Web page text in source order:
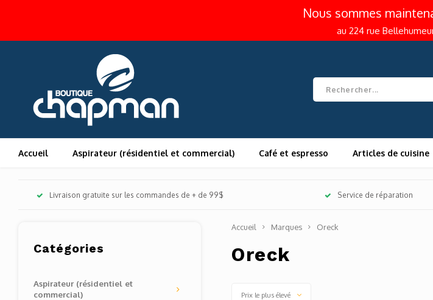
Nous sommes
au 224 rue
Accueil Aspirateur (résidentiel et commercial) Café et espresso Articles de cuisine
Livraison gratuite sur les commandes de + de 99$ Service de réparation
Catégories
Aspirateur (résidentiel et
commercial)
Accueil Marques Oreck
Oreck
Prix le plus élevé